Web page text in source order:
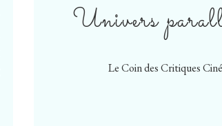
Univers
Le Coin des Critiques Ciné